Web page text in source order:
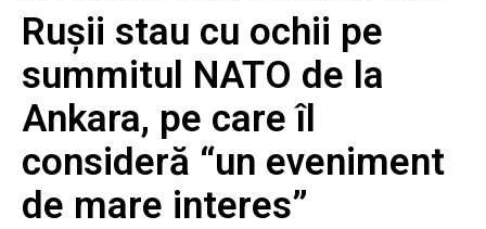
Rușii stau cu ochii pe
summitul NATO de la
Ankara, pe care îl
consideră “un eveniment
de mare interes”